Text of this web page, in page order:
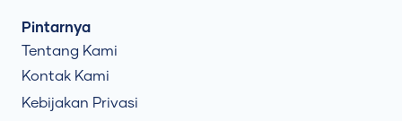
Pintarnya
Tentang Kami
Kontak Kami
Kebijakan Privasi